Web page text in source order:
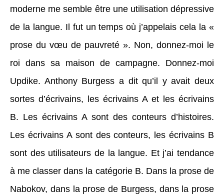
moderne me semble être une utilisation dépressive
de la langue. Il fut un temps où j’appelais cela la «
prose du vœu de pauvreté ». Non, donnez-moi le
roi dans sa maison de campagne. Donnez-moi
Updike. Anthony Burgess a dit qu’il y avait deux
sortes d’écrivains, les écrivains A et les écrivains
B. Les écrivains A sont des conteurs d’histoires.
Les écrivains A sont des conteurs, les écrivains B
sont des utilisateurs de la langue. Et j’ai tendance
à me classer dans la catégorie B. Dans la prose de
Nabokov, dans la prose de Burgess, dans la prose